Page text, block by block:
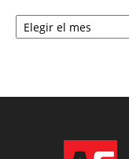
Archivo